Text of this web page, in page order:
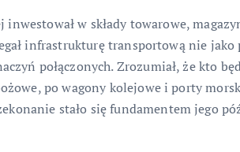
w składy towarowe,
infrastrukturę transportową nie jako
połączonych. Zrozumiał, że kto
po wagony kolejowe i porty
stało się fundamentem jego